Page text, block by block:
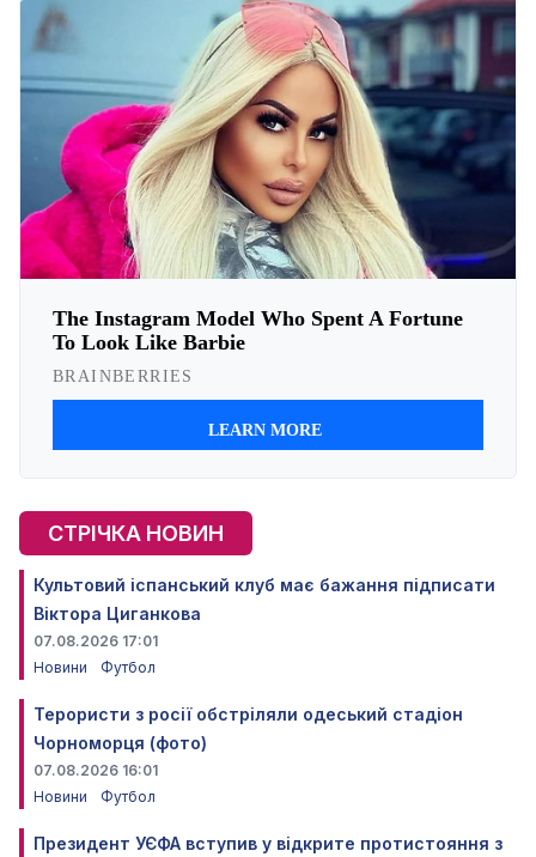
СТРІЧКА НОВИН
Культовий іспанський клуб має бажання підписати
Віктора Циганкова
07.08.2026 17:01
Новини
Футбол
Терористи з росії обстріляли одеський стадіон
Чорноморця (фото)
07.08.2026 16:01
Новини
Футбол
Президент УЄФА вступив у відкрите протистояння з